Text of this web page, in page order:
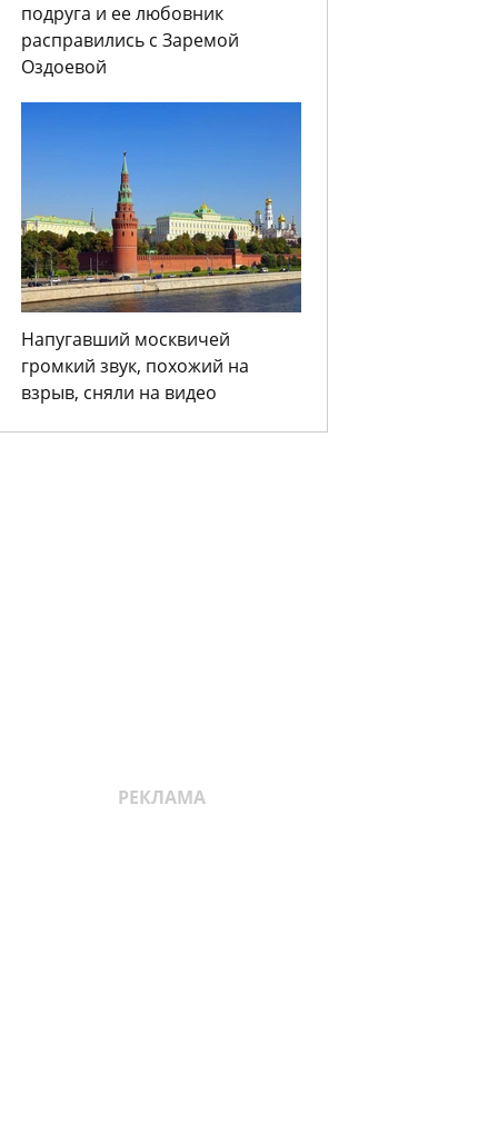
подруга и ее любовник
расправились с Заремой
Оздоевой
Напугавший москвичей
громкий звук, похожий на
взрыв, сняли на видео